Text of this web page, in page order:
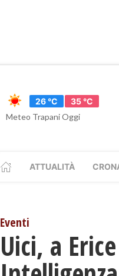
26 °C
35 °C
Meteo Trapani Oggi
ATTUALITÀ
Eventi
Uici, a